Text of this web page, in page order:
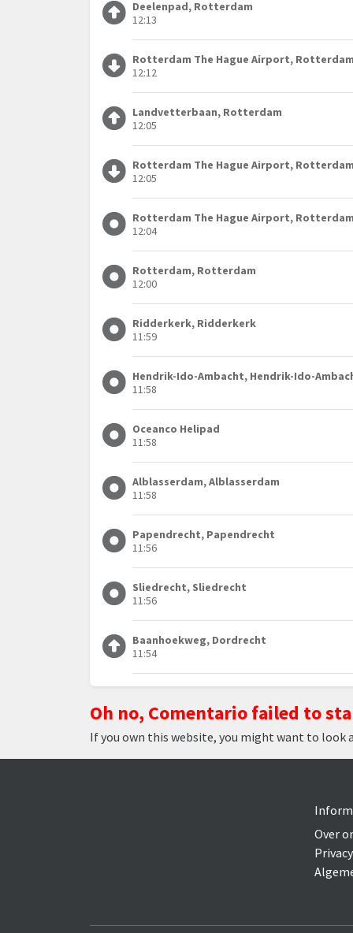
Deelenpad, Rotterdam
12:13
Rotterdam The Hague Airport,
12:12
Landvetterbaan, Rotterdam
12:05
Rotterdam The Hague Airport,
12:05
Rotterdam The Hague Airport,
12:04
Rotterdam, Rotterdam
12:00
Ridderkerk, Ridderkerk
11:59
Hendrik-Ido-Ambacht, Hendrik-Ido-
11:58
Oceanco Helipad
11:58
Alblasserdam, Alblasserdam
11:58
Papendrecht, Papendrecht
11:56
Sliedrecht, Sliedrecht
11:56
Baanhoekweg, Dordrecht
11:54
Oh no, Comentario failed to
If you own this website, you might want to look
Over